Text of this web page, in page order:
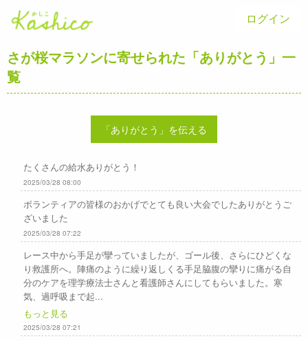
ログイン
さが桜マラソンに寄せられた「ありがとう」一
覧
「ありがとう」を伝える
たくさんの給水ありがとう！
2025/03/28 08:00
ボランティアの皆様のおかげでとても良い大会でしたありがとうご
ざいました
2025/03/28 07:22
レース中から手足が攣っていましたが、ゴール後、さらにひどくな
り救護所へ。陣痛のように繰り返しくる手足脇腹の攣りに痛がる自
分のケアを理学療法士さんと看護師さんにしてもらいました。寒
気、過呼吸まで起...
もっと見る
2025/03/28 07:21